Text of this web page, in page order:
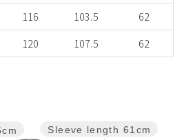
116 103.5
62
120 107.5 62
Sleeve length 61cm